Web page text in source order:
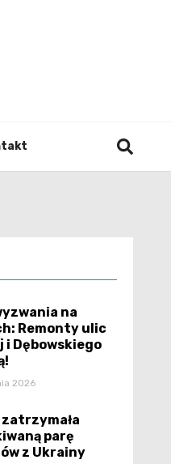
na
Remonty ulic
i Dębowskiego
2026
parę
z Ukrainy